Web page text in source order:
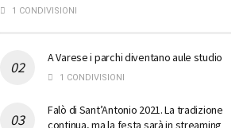
1 CONDIVISIONI
A Varese i parchi diventano aule studio
1 CONDIVISIONI
Falò di Sant’Antonio 2021. La tradizione
continua, ma la festa sarà in streaming